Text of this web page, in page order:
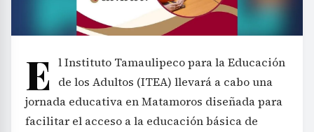
E l Instituto Tamaulipeco para la Educación
de los Adultos (ITEA) llevará a cabo una
jornada educativa en Matamoros diseñada para
facilitar el acceso a la educación básica de